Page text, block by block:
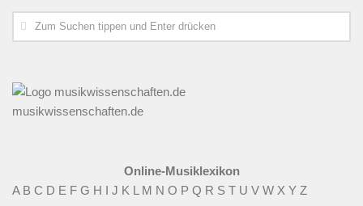
musikwissenschaften.de
Online-Musiklexikon
A B C D E F G H I J K L M N O P Q R S T U V W X Y Z